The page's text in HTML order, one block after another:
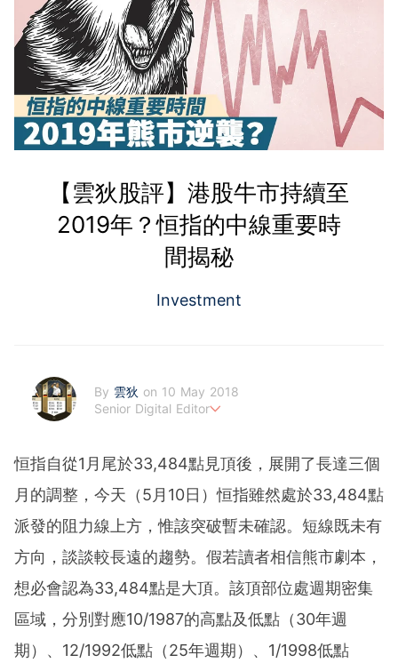
【雲狄股評】港股牛市持續至
2019年？恒指的中線重要時
間揭秘
Investment
By 雲狄 on 10 May 2018
Senior Digital Editor
股。
恒指自從1月尾於33,484點見頂後，展開了長達三個
月的調整，今天（5月10日）恒指雖然處於33,484點
派發的阻力線上方，惟該突破暫未確認。短線既未有
方向，談談較長遠的趨勢。假若讀者相信熊市劇本，
想必會認為33,484點是大頂。該頂部位處週期密集
區域，分別對應10/1987的高點及低點（30年週
期）、12/1992低點（25年週期）、1/1998低點